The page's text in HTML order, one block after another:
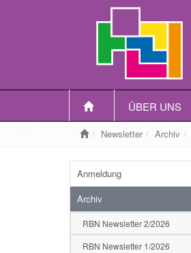
ÜBER UNS
Newsletter Archiv
Anmeldung
Archiv
RBN Newsletter 2/2026
RBN Newsletter 1/2026